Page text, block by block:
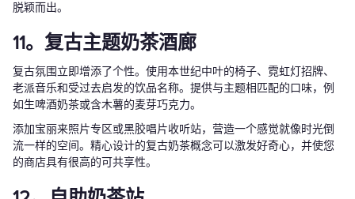
脱颖而出。
11。复古主题奶茶酒廊
复古氛围立即增添了个性。使用本世纪中叶的椅子、霓虹灯招牌、
老派音乐和受过去启发的饮品名称。提供与主题相匹配的口味，例
如生啤酒奶茶或含木薯的麦芽巧克力。
添加宝丽来照片专区或黑胶唱片收听站，营造一个感觉就像时光倒
流一样的空间。精心设计的复古奶茶概念可以激发好奇心，并使您
的商店具有很高的可共享性。